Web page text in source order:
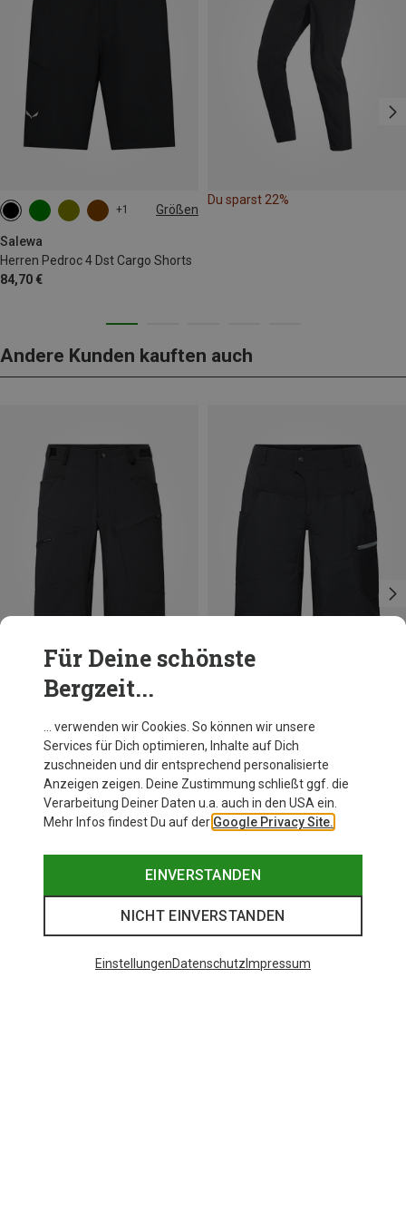
+1 Größen
Salewa
Herren Pedroc 4 Dst Cargo Shorts
84,70 €
S M L XL
XXL
3XL
Du sparst 22%
Andere Kunden kauften auch
Du sparst 31%
Für Deine schönste
Bergzeit...
… verwenden wir Cookies. So können wir unsere
Services für Dich optimieren, Inhalte auf Dich
zuschneiden und dir entsprechend personalisierte
Anzeigen zeigen. Deine Zustimmung schließt ggf. die
Verarbeitung Deiner Daten u.a. auch in den USA ein.
Mehr Infos findest Du auf der Google Privacy Site.
EINVERSTANDEN
NICHT EINVERSTANDEN
EinstellungenDatenschutz Impressum